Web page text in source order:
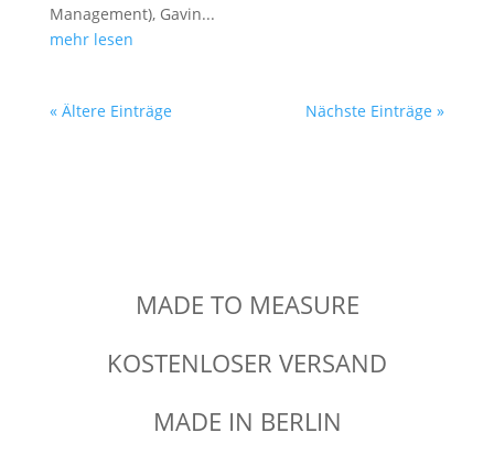
Management), Gavin...
mehr lesen
« Ältere Einträge Nächste Einträge »
MADE TO MEASURE
KOSTENLOSER VERSAND
MADE IN BERLIN